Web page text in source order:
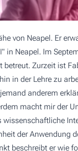
von Neapel. Er
in Neapel. Im
betreut. Zurzeit ist
in der Lehre zu
anderem
macht mir der
der Anwendung
beschreibt er wie